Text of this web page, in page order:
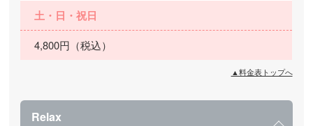
土・日・祝日
4,800円（税込）
▲料金表トップへ
Relax